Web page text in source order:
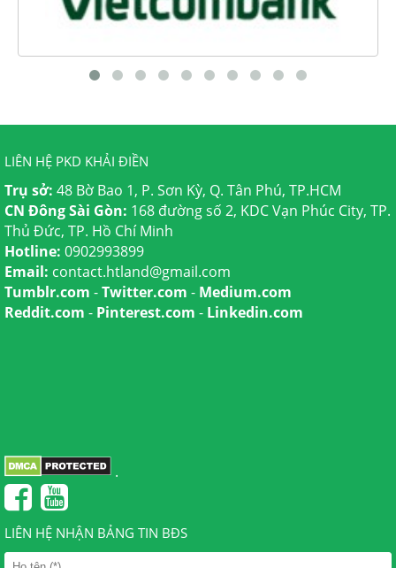
LIÊN HỆ PKD KHẢI ĐIỀN
Trụ sở: 48 Bờ Bao 1, P. Sơn Kỳ, Q. Tân Phú, TP.HCM
CN Đông Sài Gòn: 168 đường số 2, KDC Vạn Phúc City, TP.
Thủ Đức, TP. Hồ Chí Minh
Hotline: 0902993899
Email: contact.htland@gmail.com
Tumblr.com -Twitter.com - Medium.com
Reddit.com - Pinterest.com - Linkedin.com
.
LIÊN HỆ NHẬN BẢNG TIN BĐS